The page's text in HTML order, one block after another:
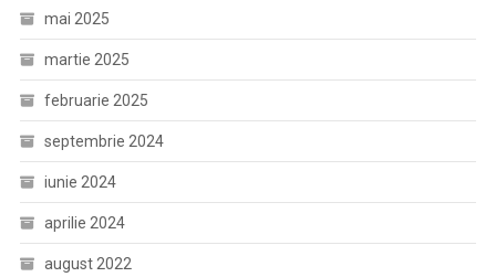
mai 2025
martie 2025
februarie 2025
septembrie 2024
iunie 2024
aprilie 2024
august 2022